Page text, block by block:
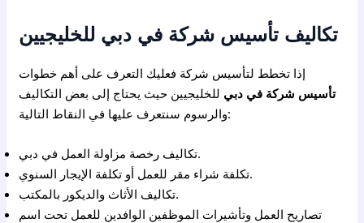
تكاليف تأسيس شركة في دبي للخليجيين
إذا تخطط لتأسيس شركة فعليك التعرف على أهم خطوات
تأسيس شركة في دبي للخليجيين حيث يحتاج إلى بعض التكاليف
والرسوم سنتعرف عليها في النقاط التالية:
تكاليف رخصة مزاولة العمل فيدبي.
تكلفة شراء مقر للعمل أو تكلفة الإيجار السنوي.
تكاليف الأثاث والديكور بالمكتب.
تصاريح العمل وتأشيرات الموظفين الوافدين للعمل تحت اسم